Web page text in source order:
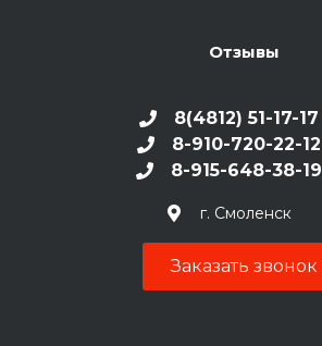
Отзывы
8(4812) 51-17-17
8-910-720-22-12
8-915-648-38-19
г. Смоленск
Заказать звонок